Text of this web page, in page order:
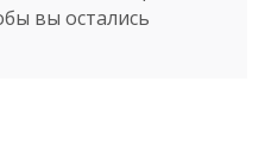
вы остались